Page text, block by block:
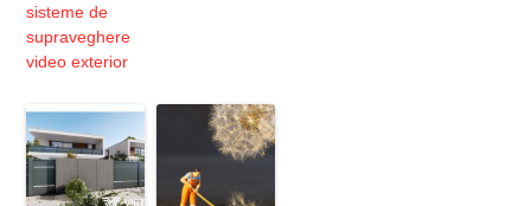
sisteme de
supraveghere
video exterior